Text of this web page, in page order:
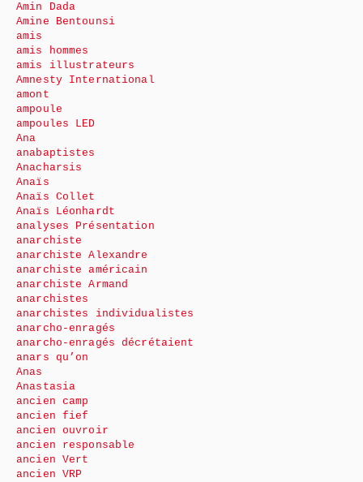
Amin Dada
Amine Bentounsi
amis
amis hommes
amis illustrateurs
Amnesty International
amont
ampoule
ampoules LED
Ana
anabaptistes
Anacharsis
Anaïs
Anaïs Collet
Anaïs Léonhardt
analyses Présentation
anarchiste
anarchiste Alexandre
anarchiste américain
anarchiste Armand
anarchistes
anarchistes individualistes
anarcho-enragés
anarcho-enragés décrétaient
anars qu’on
Anas
Anastasia
ancien camp
ancien fief
ancien ouvroir
ancien responsable
ancien Vert
ancien VRP